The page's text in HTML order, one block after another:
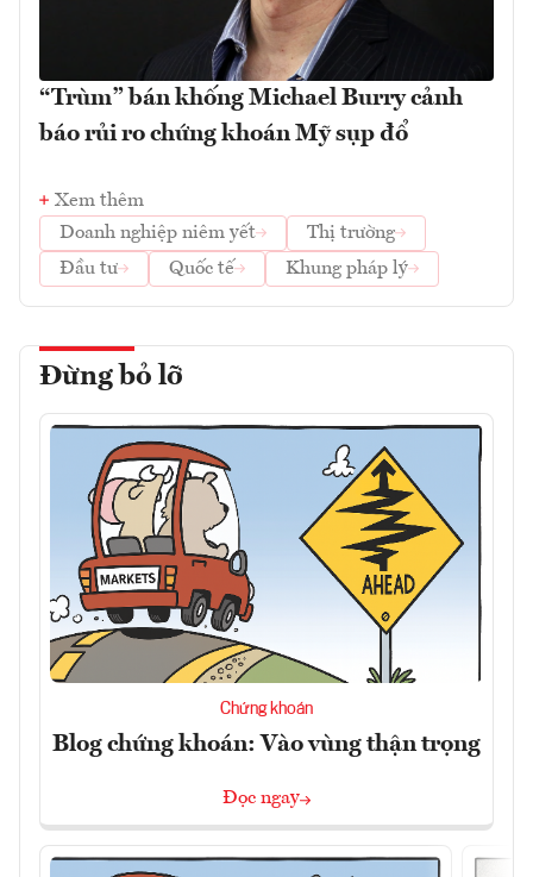
“Trùm” bán khống Michael Burry cảnh
báo rủi ro chứng khoán Mỹ sụp đổ
Xem thêm
Doanh nghiệp niêm yết
Thị trường
Đầu tư
Quốc tế Khung pháp lý
Đừng bỏ lỡ
Chứng khoán
Blog chứng khoán: Vào vùng thận trọng
Đọc ngay